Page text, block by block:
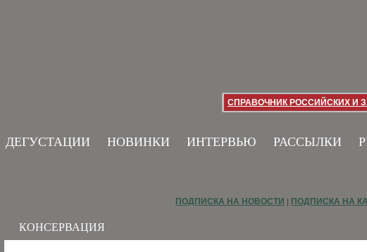
СПРАВОЧНИК РОССИЙСКИХ И
ДЕГУСТАЦИИ НОВИНКИ ИНТЕРВЬЮ РАССЫЛКИ
ПОДПИСКА НА НОВОСТИ ПОДПИСКА НА
КОНСЕРВАЦИЯ